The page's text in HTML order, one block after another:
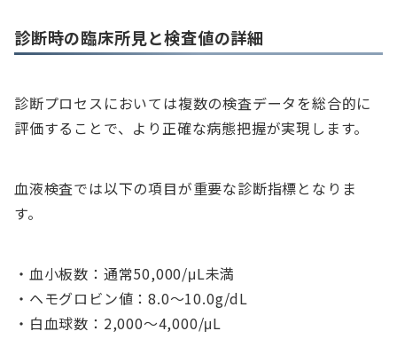
診断時の臨床所見と検査値の詳細
診断プロセスにおいては複数の検査データを総合的に
評価することで、より正確な病態把握が実現します。
血液検査では以下の項目が重要な診断指標となりま
す。
・血小板数：通常50,000/μL未満
・ヘモグロビン値：8.0〜10.0g/dL
・白血球数：2,000〜4,000/μL